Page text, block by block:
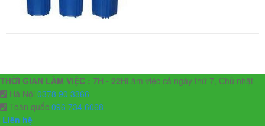
THỜI GIAN LÀM VIỆC : 7H - 22HLàm việc cả ngày thứ 7, Chủ nhật
Hà Nội 0378 90 3366
Toàn quốc 096 734 6068
Liên hệ